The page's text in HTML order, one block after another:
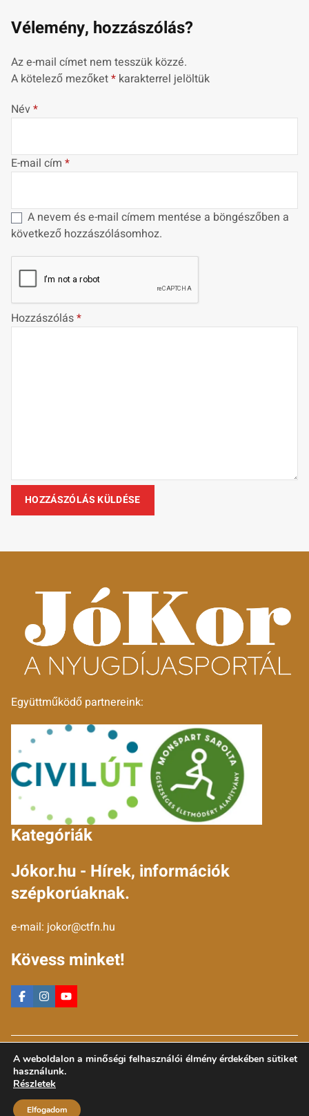
Vélemény, hozzászólás?
Az e-mail címet nem tesszük közzé.
A kötelező mezőket* karakterrel jelöltük
Név*
E-mail cím *
A nevem és e-mail címem mentése a böngészőben a
következő hozzászólásomhoz.
Hozzászólás*
Együttműködő partnereink:
Kategóriák
Jókor.hu - Hírek, információk
szépkorúaknak.
e-mail: jokor@ctfn.hu
Kövess minket!
Copyright © 2024 jokor.hu. Minden jog fenntartva.
A weboldalon a minőségi felhasználói élmény érdekében sütiket
használunk.
Részletek
Elfogadom